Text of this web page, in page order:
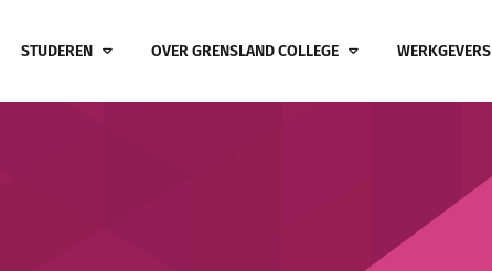
STUDEREN OVER GRENSLAND COLLEGE WERKGEVERS